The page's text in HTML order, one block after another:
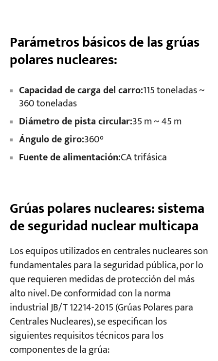
Parámetros básicos de las grúas
polares nucleares:
Capacidad de carga del carro:115 toneladas ~
360 toneladas
Diámetro de pista circular:35 m ~ 45 m
Ángulo de giro:360°
Fuente de alimentación:CA trifásica
Grúas polares nucleares: sistema
de seguridad nuclear multicapa
Los equipos utilizados en centrales nucleares son
fundamentales para la seguridad pública, por lo
que requieren medidas de protección del más
alto nivel. De conformidad con la norma
industrial JB/T 12214-2015 (Grúas Polares para
Centrales Nucleares), se especifican los
siguientes requisitos técnicos para los
componentes de la grúa: